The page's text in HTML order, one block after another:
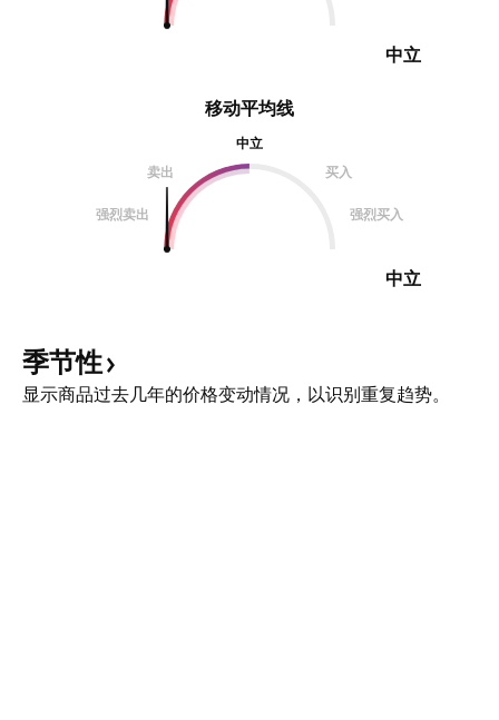
中立
移动平均线
中立
卖出
买入
强烈卖出 强烈买入
中立
季节性
显示商品过去几年的价格变动情况，以识别重复趋势。